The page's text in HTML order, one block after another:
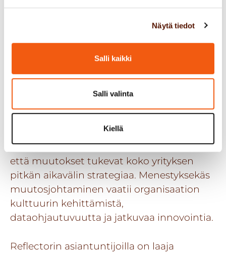
Näytä tiedot
Salli kaikki
Salli valinta
Kiellä
kokonaisvaltaista lähestymistapaa ja
vahvaa sisäistä omistajuutta.
Organisaatioiden tulisi nähdä se jatkuvana
kehitysprosessina, jossa kaikki osastot
toimivat yhteisten tavoitteiden mukaisesti.
Kokonaisnäkemyksen ylläpitäminen ja eri
yksiköiden välinen yhteistyö auttavat
välttämään osaoptimointia ja varmistavat,
että muutokset tukevat koko yrityksen
pitkän aikavälin strategiaa. Menestyksekäs
muutosjohtaminen vaatii organisaation
kulttuurin kehittämistä,
dataohjautuvuutta ja jatkuvaa innovointia.
Reflectorin asiantuntijoilla on laaja